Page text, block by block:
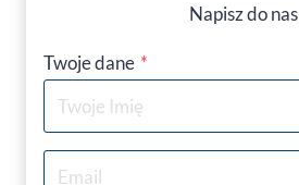
Napisz do nas
Twoje dane *